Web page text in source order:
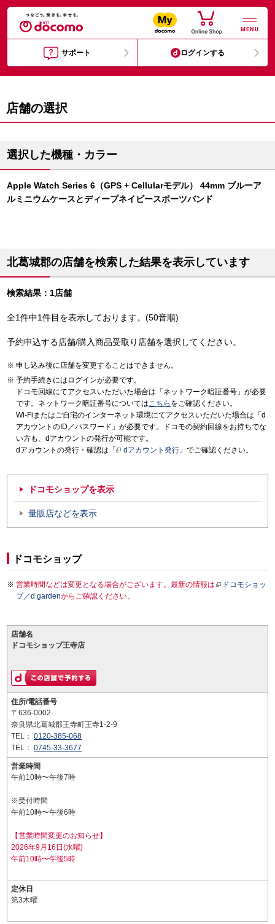
MENU
サポート ログインする
店舗の選択
選択した機種・カラー
Apple Watch Series 6（GPS + Cellularモデル） 44mm ブルーア
ルミニウムケースとディープネイビースポーツバンド
北葛城郡の店舗を検索した結果を表示しています
検索結果：1店舗
全1件中1件目を表示しております。(50音順)
予約申込する店舗/購入商品受取り店舗を選択してください。
申し込み後に店舗を変更することはできません。
予約手続きにはログインが必要です。
ドコモ回線にてアクセスいただいた場合は「ネットワーク暗証番号」が必要
です。ネットワーク暗証番号についてはこちら をご確認ください。
Wi-Fiまたはご自宅のインターネット環境にてアクセスいただいた場合は「d
アカウントのID／パスワード」が必要です。ドコモの契約回線をお持ちでな
い方も、dアカウントの発行が可能です。
dアカウントの発行・確認は「
dアカウント発行 」でご確認ください。
ドコモショップを表示
量販店などを表示
ドコモショップ
営業時間などは変更となる場合がございます。最新の情報は
ドコモショッ
プ／d gardenからご確認ください。
店舗名
ドコモショップ王寺店
住所/電話番号
〒636-0002
奈良県北葛城郡王寺町王寺1-2-9
TEL： 0120-385-068
TEL： 0745-33-3677
営業時間
午前10時〜午後7時
※受付時間
午前10時〜午後6時
【営業時間変更のお知らせ】
2026年9月16日(水曜)
午前10時〜午後5時
定休日
第3木曜